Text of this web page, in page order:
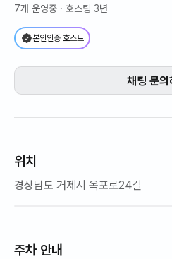
7개 운영중 · 호스팅 3년
본인인증 호스트
채팅 문의
위치
경상남도 거제시 옥포로24길
주차 안내